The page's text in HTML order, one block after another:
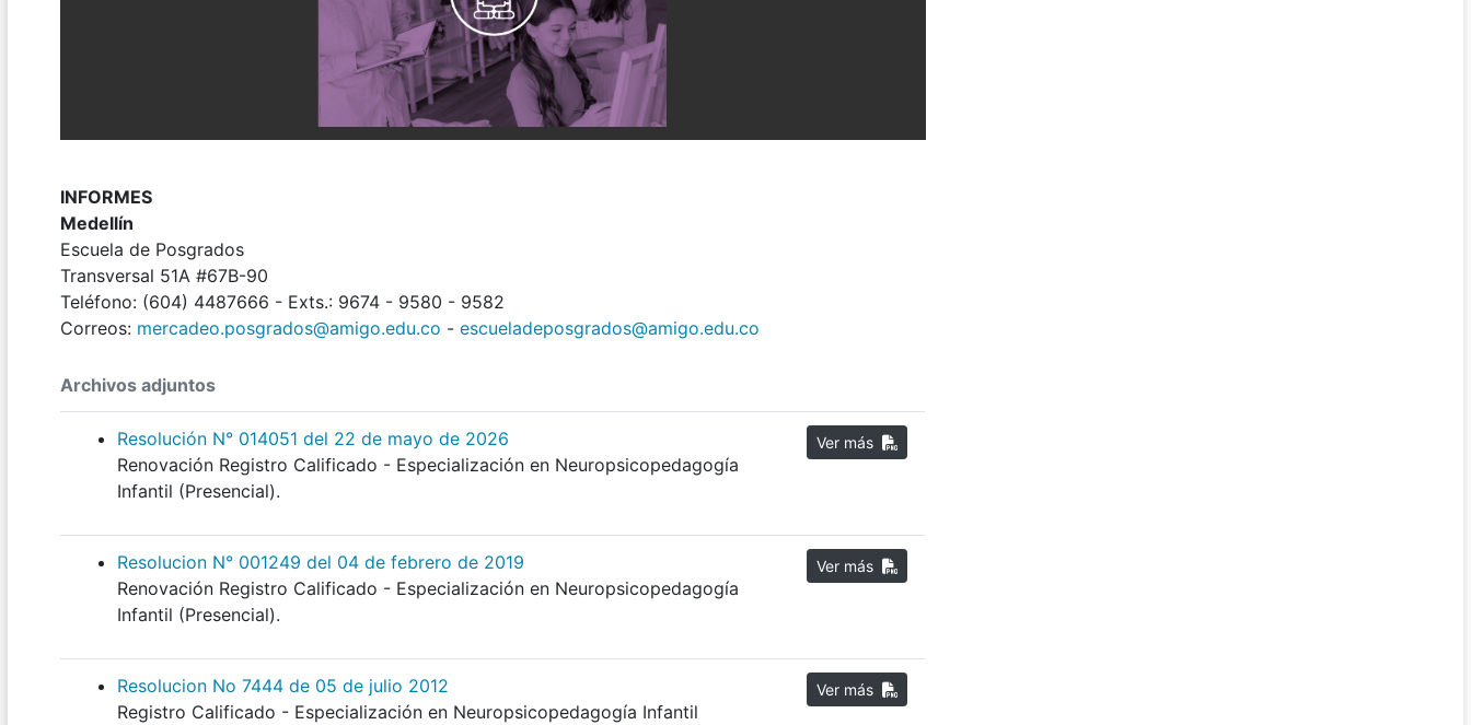
INFORMES
Medellín
Escuela de Posgrados
Transversal 51A #67B-90
Teléfono: (604) 4487666 - Exts.: 9674 - 9580 - 9582
Correos: mercadeo.posgrados@amigo.edu.co - escueladeposgrados@amigo.edu.co
Archivos adjuntos
Resolución N° 014051 del 22 de mayo de 2026
Renovación Registro Calificado - Especialización en Neuropsicopedagogía
Infantil (Presencial).
Resolucion N° 001249 del 04 de febrero de 2019
Renovación Registro Calificado - Especialización en Neuropsicopedagogía
Infantil (Presencial).
Resolucion No 7444 de 05 de julio 2012
Registro Calificado - Especialización en Neuropsicopedagogía Infantil